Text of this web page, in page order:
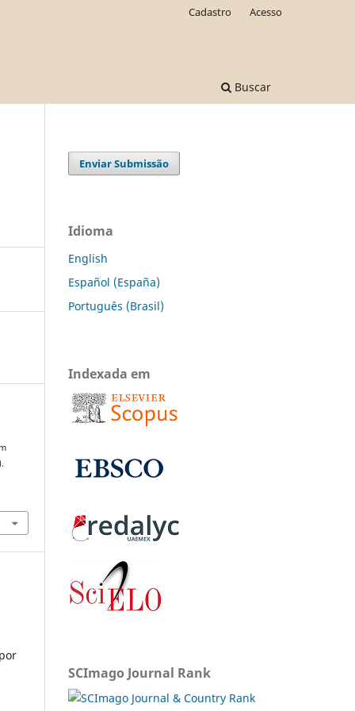
Buscar
Cadastro Acesso
Enviar Submissão
Idioma
English
Español (España)
Português (Brasil)
Indexada em
SCImago Journal Rank